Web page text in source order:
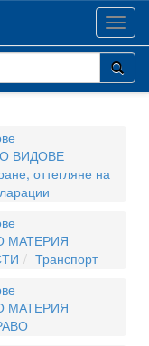
ВИДОВЕ
оттегляне на
МАТЕРИЯ
Транспорт
МАТЕРИЯ